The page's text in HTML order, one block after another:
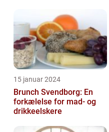
15 januar 2024
Brunch Svendborg: En
forkælelse for mad- og
drikkeelskere